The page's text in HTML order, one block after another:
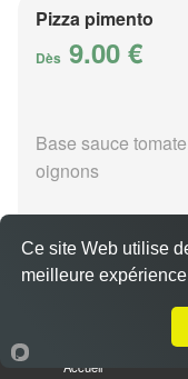
Pizza pimento
Dès 9.00 €
Base sauce
oignons
Accueil
Ce site Web utilise
meilleure